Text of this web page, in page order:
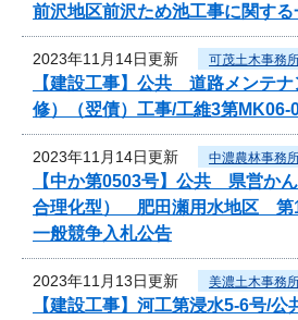
前沢地区前沢ため池工事に関す
2023年11月14日更新 可茂土木事務
【建設工事】公共 道路メンテ
修）（翌債）工事/工維3第MK06-
2023年11月14日更新 中濃農林事務
【中か第0503号】公共 県営か
合理化型） 肥田瀬用水地区
一般競争入札公告
2023年11月13日更新 美濃土木事務
【建設工事】河工第浸水5-6号/